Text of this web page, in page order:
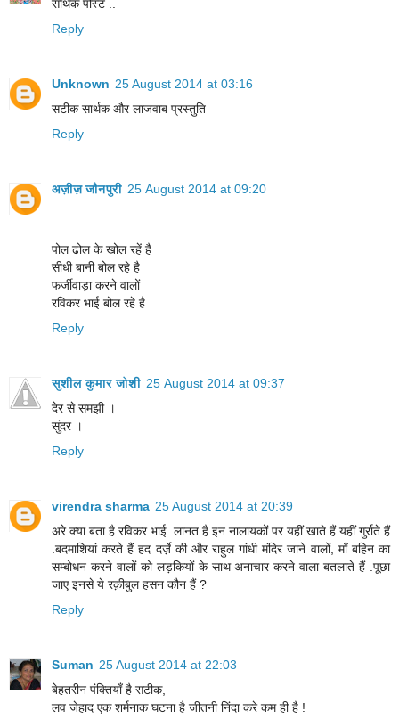
सार्थक पोस्ट ..
Reply
Unknown 25 August 2014 at 03:16
सटीक सार्थक और लाजवाब प्रस्तुति
Reply
अज़ीज़ जौनपुरी 25 August 2014 at 09:20
पोल ढोल के खोल रहें है
सीधी बानी बोल रहे है
फर्जीवाड़ा करने वालों
रविकर भाई बोल रहे है
Reply
सुशील कुमार जोशी 25 August 2014 at 09:37
देर से समझी ।
सुंदर ।
Reply
virendra sharma 25 August 2014 at 20:39
अरे क्या बता है रविकर भाई .लानत है इन नालायकों पर यहीं खाते हैं यहीं गुर्राते हैं
.बदमाशियां करते हैं हद दर्ज़े की और राहुल गांधी मंदिर जाने वालों, माँ बहिन का
सम्बोधन करने वालों को लड़कियों के साथ अनाचार करने वाला बतलाते हैं .पूछा
जाए इनसे ये रक़ीबुल हसन कौन हैं ?
Reply
Suman 25 August 2014 at 22:03
बेहतरीन पंक्तियाँ है सटीक,
लव जेहाद एक शर्मनाक घटना है जीतनी निंदा करे कम ही है !